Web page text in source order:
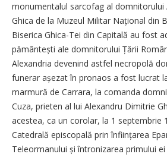
monumentalul sarcofag al domnitorului
Ghica de la Muzeul Militar Național din
Biserica Ghica-Tei din Capitală au fost
pământești ale domnitorului Țării
Alexandria devenind astfel necropolă
funerar așezat în pronaos a fost lucrat
marmură de Carrara, la comanda
Cuza, prieten al lui Alexandru Dimitrie
acestea, ca un corolar, la 1 septembrie
Catedrală episcopală prin înființarea
Teleormanului și întronizarea primului